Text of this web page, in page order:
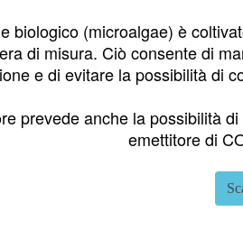
biologico (microalgae) è
di misura. Ciò consente di
e di evitare la possibilità di
prevede anche la possibilità
emettitore di